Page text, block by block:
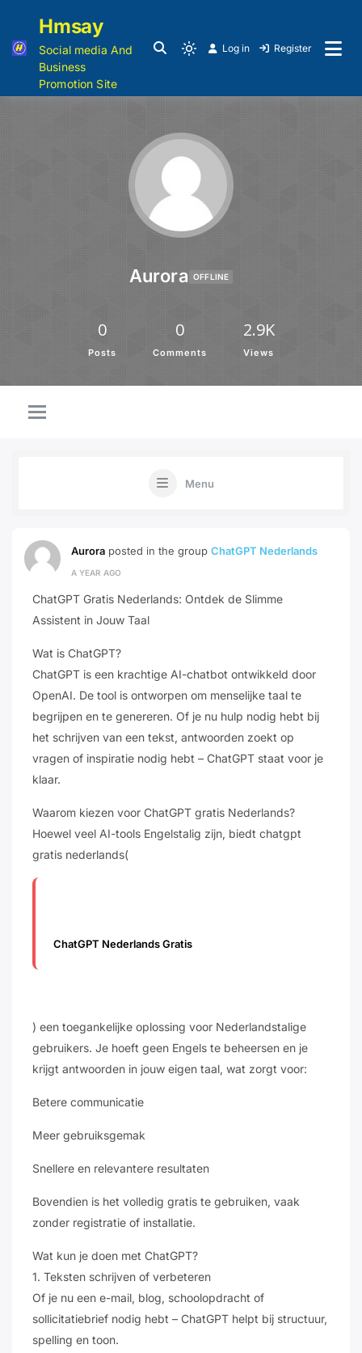
Hmsay
Social media And
Business
Promotion Site
Log in Register
Aurora OFFLINE
0
Posts
0
Comments
2.9K
Views
Menu
Aurora posted in the group ChatGPT Nederlands
A YEAR AGO
ChatGPT Gratis Nederlands: Ontdek de Slimme
Assistent in Jouw Taal
Wat is ChatGPT?
ChatGPT is een krachtige AI-chatbot ontwikkeld door
OpenAI. De tool is ontworpen om menselijke taal te
begrijpen en te genereren. Of je nu hulp nodig hebt bij
het schrijven van een tekst, antwoorden zoekt op
vragen of inspiratie nodig hebt – ChatGPT staat voor je
klaar.
Waarom kiezen voor ChatGPT gratis Nederlands?
Hoewel veel AI-tools Engelstalig zijn, biedt chatgpt
gratis nederlands(
ChatGPT Nederlands Gratis
) een toegankelijke oplossing voor Nederlandstalige
gebruikers. Je hoeft geen Engels te beheersen en je
krijgt antwoorden in jouw eigen taal, wat zorgt voor:
Betere communicatie
Meer gebruiksgemak
Snellere en relevantere resultaten
Bovendien is het volledig gratis te gebruiken, vaak
zonder registratie of installatie.
Wat kun je doen met ChatGPT?
1. Teksten schrijven of verbeteren
Of je nu een e-mail, blog, schoolopdracht of
sollicitatiebrief nodig hebt – ChatGPT helpt bij structuur,
spelling en toon.